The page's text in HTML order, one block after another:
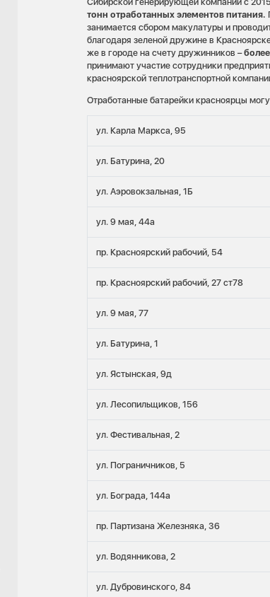
тонн отработанных элементов питания.
занимается сбором макулатуры и
благодаря зеленой дружине в
же в городе на счету дружинников –
принимают участие сотрудники
красноярской теплотранспортной
Отработанные батарейки красноярцы
ул. Карла Маркса, 95
ул. Батурина, 20
ул. Аэровокзальная, 1Б
ул. 9 мая, 44а
пр. Красноярский рабочий, 54
пр. Красноярский рабочий, 27 ст78
ул. 9 мая, 77
ул. Батурина, 1
ул. Ястынская, 9д
ул. Лесопильщиков, 156
ул. Фестивальная, 2
ул. Пограничников, 5
ул. Бограда, 144а
пр. Партизана Железняка, 36
ул. Водянникова, 2
ул. Дубровинского, 84